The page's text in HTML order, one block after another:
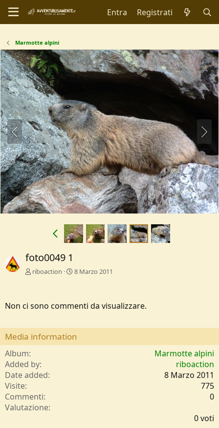
Entra Registrati
Marmotte alpini
foto0049 1
riboaction 8 Marzo 2011
Non ci sono commenti da visualizzare.
Media information
Album
Marmotte alpini
Added by
riboaction
Date added
8 Marzo 2011
Visite
775
Commenti
0
Valutazione
0 voti